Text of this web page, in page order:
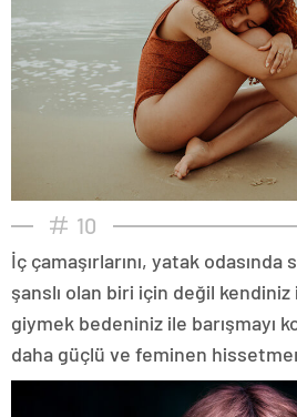
10
İç çamaşırlarını, yatak
şanslı olan biri için değil kendiniz
giymek bedeniniz ile barışmayı
daha güçlü ve feminen